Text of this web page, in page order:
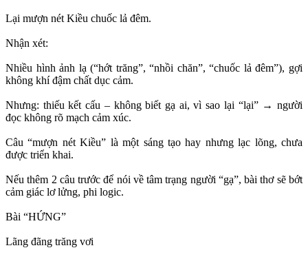
Lại mượn nét Kiều chuốc lả đêm.
Nhận xét:
Nhiều hình ảnh lạ (“hớt trăng”, “nhồi chăn”, “chuốc lả đêm”), gợi
không khí đậm chất dục cảm.
Nhưng: thiếu kết cấu – không biết gạ ai, vì sao lại “lại” → người
đọc không rõ mạch cảm xúc.
Câu “mượn nét Kiều” là một sáng tạo hay nhưng lạc lõng, chưa
được triển khai.
Nếu thêm 2 câu trước để nói về tâm trạng người “gạ”, bài thơ sẽ bớt
cảm giác lơ lửng, phi logic.
Bài “HỨNG”
Lãng đãng trăng vơi